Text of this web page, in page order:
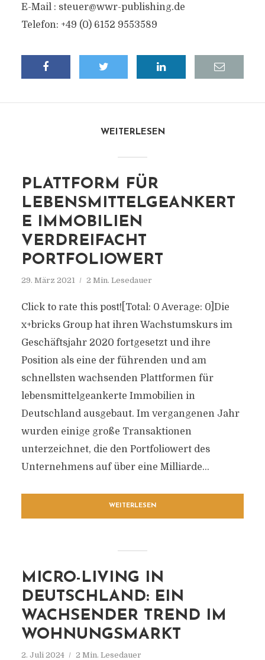
E-Mail : steuer@wwr-publishing.de
Telefon: +49 (0) 6152 9553589
WEITERLESEN
PLATTFORM FÜR
LEBENSMITTELGEANKERT
E IMMOBILIEN
VERDREIFACHT
PORTFOLIOWERT
29. März 2021 2 Min. Lesedauer
Click to rate this post![Total: 0 Average: 0]Die
x+bricks Group hat ihren Wachstumskurs im
Geschäftsjahr 2020 fortgesetzt und ihre
Position als eine der führenden und am
schnellsten wachsenden Plattformen für
lebensmittelgeankerte Immobilien in
Deutschland ausgebaut. Im vergangenen Jahr
wurden einige große Transaktionen
unterzeichnet, die den Portfoliowert des
Unternehmens auf über eine Milliarde...
WEITERLESEN
MICRO-LIVING IN
DEUTSCHLAND: EIN
WACHSENDER TREND IM
WOHNUNGSMARKT
2. Juli 2024 2 Min. Lesedauer